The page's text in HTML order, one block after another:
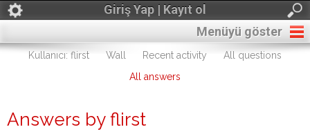
Giriş Yap | Kayıt ol
Menüyü göster
Kullanıcı: flirst Wall Recent activity
All questions
All answers
Answers by flirst